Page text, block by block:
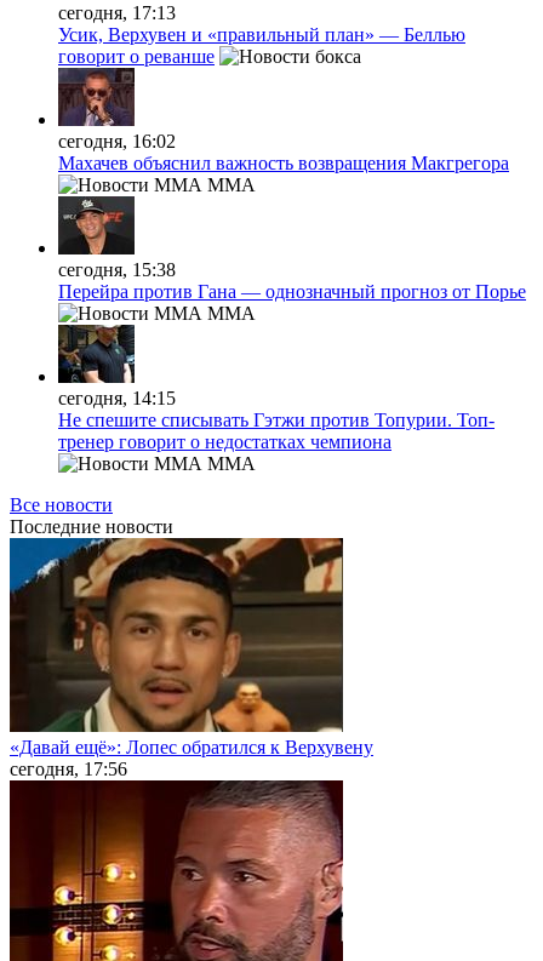
сегодня, 17:13
Усик, Верхувен и «правильный план» — Беллью
говорит о реванше
сегодня, 16:02
Махачев объяснил важность возвращения Макгрегора
MMA
сегодня, 15:38
Перейра против Гана — однозначный прогноз от Порье
MMA
сегодня, 14:15
Не спешите списывать Гэтжи против Топурии. Топ-
тренер говорит о недостатках чемпиона
MMA
Все новости
Последние новости
«Давай ещё»: Лопес обратился к Верхувену
сегодня, 17:56